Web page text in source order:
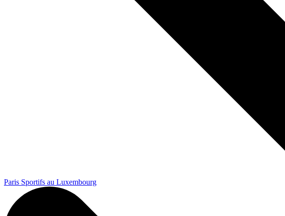
Paris Sportifs au Luxembourg